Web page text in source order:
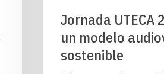
Jornada UTECA
un modelo
sostenible